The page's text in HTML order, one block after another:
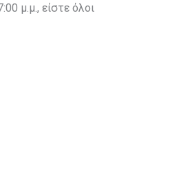
μ.μ., είστε όλοι